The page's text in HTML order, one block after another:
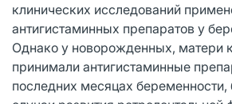
клинических исследований
антигистаминных препаратов у
Однако у новорожденных, матери
принимали антигистаминные
последних месяцах